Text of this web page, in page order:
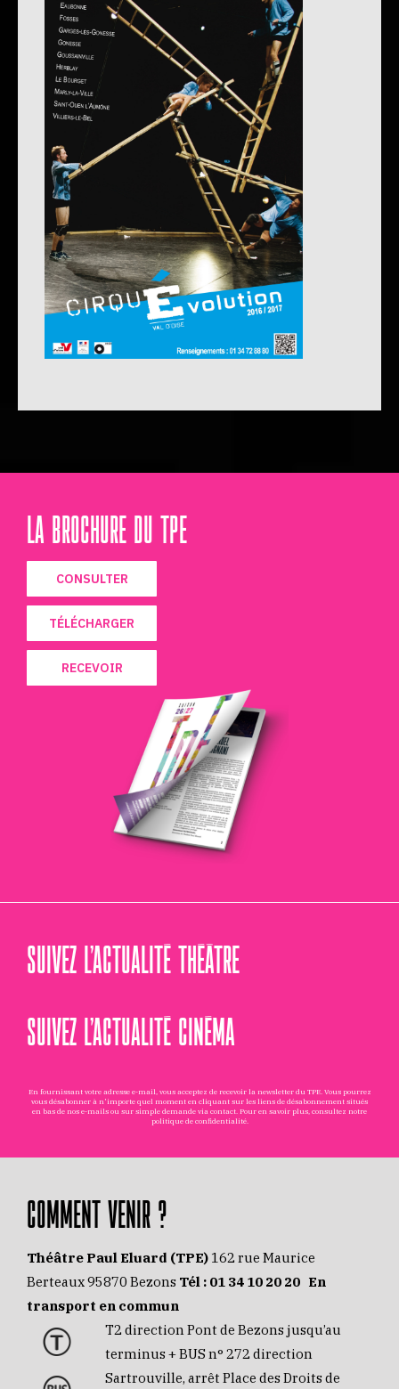
LA BROCHURE DU TPE
CONSULTER
TÉLÉCHARGER
RECEVOIR
SUIVEZ L’ACTUALITÉ THÉÂTRE
SUIVEZ L’ACTUALITÉ CINÉMA
En fournissant votre adresse e-mail, vous acceptez de recevoir la newsletter du TPE. Vous pourrez
vous désabonner à n'importe quel moment en cliquant sur les liens de désabonnement situés
en bas de nos e-mails ou sur simple demande via contact . Pour en savoir plus, consultez notre
politique de confidentialité.
COMMENT VENIR ?
Théâtre Paul Eluard (TPE) 162 rue Maurice
Berteaux 95870 Bezons Tél : 01 34 10 20 20 En
transport en commun
T2 direction Pont de Bezons jusqu’au
terminus + BUS n° 272 direction
Sartrouville, arrêt Place des Droits de